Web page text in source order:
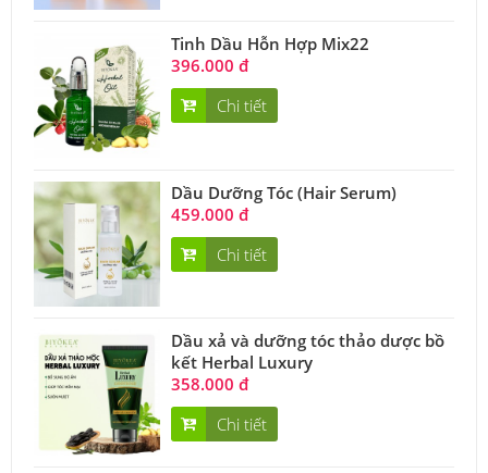
Tinh Dầu Hỗn Hợp Mix22
396.000 đ
Chi tiết
Dầu Dưỡng Tóc (Hair Serum)
459.000 đ
Chi tiết
Dầu xả và dưỡng tóc thảo dược bồ
kết Herbal Luxury
358.000 đ
Chi tiết